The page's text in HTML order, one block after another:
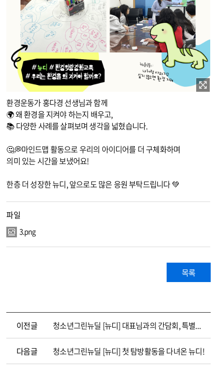
이미지 확대보기
환경운동가 홍다경 선생님과 함께
🌍 왜 환경을 지켜야 하는지 배우고,
📚 다양한 사례를 살펴보며 생각을 넓혔습니다.
🤔💭마인드맵 활동으로 우리의 아이디어를 더 구체화하며
의미 있는 시간을 보냈어요!
한층 더 성장한 뉴디, 앞으로도 많은 응원 부탁드립니다 💚
파일
3.png
목록
이전글 청소년그린뉴딜 [뉴디] 대표님과의 간담회, 특별한 하루!
다음글 청소년그린뉴딜 [뉴디] 첫 탐방활동을 다녀온 뉴디!